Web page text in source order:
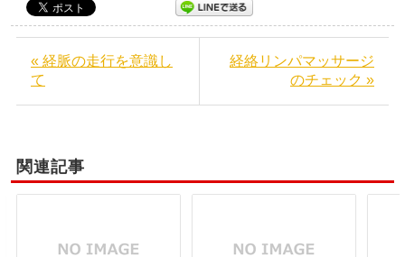
« 経脈の走行を意識し
て
経絡リンパマッサージ
のチェック »
関連記事